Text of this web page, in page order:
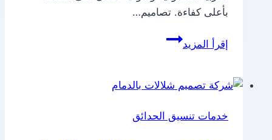
بأعلى كفاءة. تصاميم…
إقرأ المزيدشركة
بالدمام
خدمات تنسيق الحدائق